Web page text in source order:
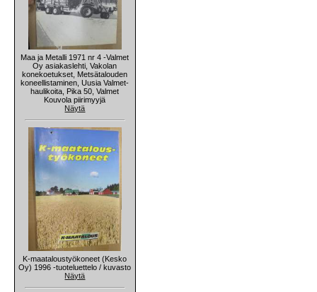
Maa ja Metalli 1971 nr 4 -Valmet
Oy asiakaslehti, Vakolan
konekoetukset, Metsätalouden
koneellistaminen, Uusia Valmet-
haulikoita, Pika 50, Valmet
Kouvola piirimyyjä
Näytä
K-maataloustyökoneet (Kesko
Oy) 1996 -tuoteluettelo / kuvasto
Näytä